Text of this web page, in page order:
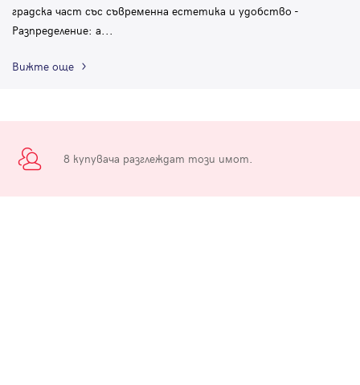
градска част със съвременна естетика и удобство -
Разпределение: а...
Вижте още
8 купувача разглеждат този имот.